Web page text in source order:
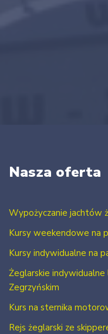
Nasza oferta
Wypożyczanie jachtów
Kursy weekendowe na
Kursy indywidualne na
Żeglarskie
Zegrzyńskim
Kurs na sternika
Rejs żeglarski ze